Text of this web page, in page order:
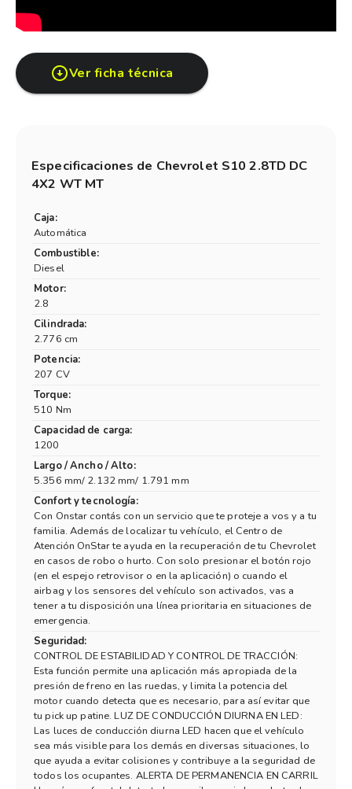
Ver ficha técnica
Especificaciones de Chevrolet S10 2.8TD DC
4X2 WT MT
Caja:
Automática
Combustible:
Diesel
Motor:
2.8
Cilindrada:
2.776 cm
Potencia:
207 CV
Torque:
510 Nm
Capacidad de carga:
1200
Largo / Ancho / Alto:
5.356 mm/ 2.132 mm/ 1.791 mm
Confort y tecnología:
Con Onstar contás con un servicio que te proteje a vos y a tu
familia. Además de localizar tu vehículo, el Centro de
Atención OnStar te ayuda en la recuperación de tu Chevrolet
en casos de robo o hurto. Con solo presionar el botón rojo
(en el espejo retrovisor o en la aplicación) o cuando el
airbag y los sensores del vehículo son activados, vas a
tener a tu disposición una línea prioritaria en situaciones de
emergencia.
Seguridad:
CONTROL DE ESTABILIDAD Y CONTROL DE TRACCIÓN:
Esta función permite una aplicación más apropiada de la
presión de freno en las ruedas, y limita la potencia del
motor cuando detecta que es necesario, para así evitar que
tu pick up patine. LUZ DE CONDUCCIÓN DIURNA EN LED:
Las luces de conducción diurna LED hacen que el vehículo
sea más visible para los demás en diversas situaciones, lo
que ayuda a evitar colisiones y contribuye a la seguridad de
todos los ocupantes. ALERTA DE PERMANENCIA EN CARRIL